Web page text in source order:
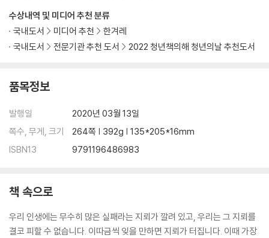
공감: 인류 진화의 원동력
수고했어, 오늘도
고래 귀 안의 도청장치
검증: 수많은 검증을 통과해야만 과학
제2의 녹색혁명
기적의 원소
제2의 프랑켄슈타인 박사
아름다워서 멸종
수상내역 및 미디어 추천 분류
국내도서
미디어 추천
한겨레
국내도서
전문기관 추천 도서 2022 청년책의해 청년의날 추천도서
품목정보
발행일
2020년 03월 13일
쪽수, 무게, 크기
264쪽 | 392g | 135*205*16mm
ISBN13
9791196486983
책 속으로
우리 인생에는 무수히 많은 실패라는 지뢰가 깔려 있고, 우리는 그 지뢰를
결코 피할 수 없습니다. 이따금씩 잊을 만하면 지뢰가 터집니다. 이때 가장